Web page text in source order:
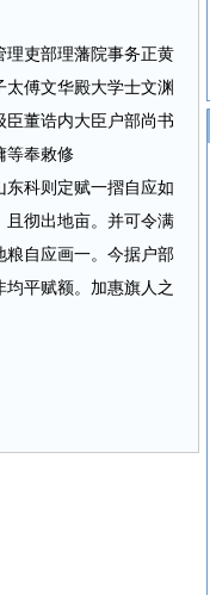
吏部理藩院事务正黄
傅文华殿大学士文渊
董诰内大臣户部尚书
等奉敕修
科则定赋一摺自应如
且彻出地亩。并可令满
粮自应画一。今据户部
平赋额。加惠旗人之